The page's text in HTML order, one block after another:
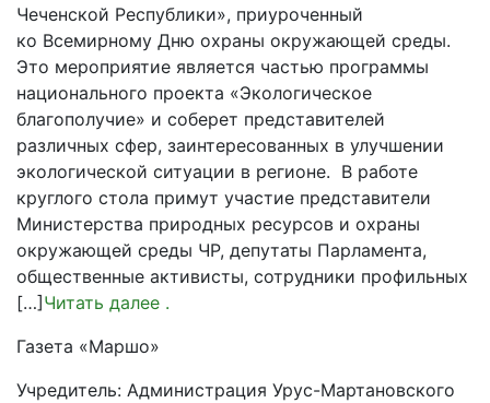
Чеченской Республики», приуроченный
ко Всемирному Дню охраны окружающей среды.
Это мероприятие является частью программы
национального проекта «Экологическое
благополучие» и соберет представителей
различных сфер, заинтересованных в улучшении
экологической ситуации в регионе. В работе
круглого стола примут участие представители
Министерства природных ресурсов и охраны
окружающей среды ЧР, депутаты Парламента,
общественные активисты, сотрудники профильных
[…]Читать далее .
Газета «Маршо»
Учредитель: Администрация Урус-Мартановского